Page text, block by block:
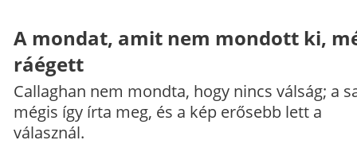
A mondat, amit nem mondott ki,
ráégett
Callaghan nem mondta, hogy nincs válság; a
mégis így írta meg, és a kép erősebb lett a
válasznál.